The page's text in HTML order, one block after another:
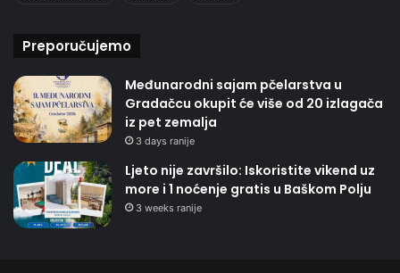
Preporučujemo
Međunarodni sajam pčelarstva u
Gradačcu okupit će više od 20 izlagača
iz pet zemalja
3 days ranije
Ljeto nije završilo: Iskoristite vikend uz
more i 1 noćenje gratis u Baškom Polju
3 weeks ranije